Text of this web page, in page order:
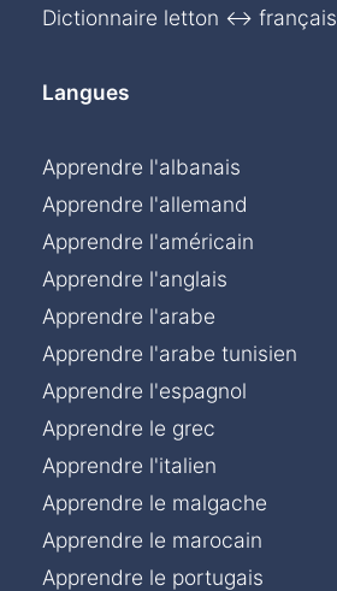
Dictionnaire letton ↔ français
Langues
Apprendre l'albanais
Apprendre l'allemand
Apprendre l'américain
Apprendre l'anglais
Apprendre l'arabe
Apprendre l'arabe tunisien
Apprendre l'espagnol
Apprendre le grec
Apprendre l'italien
Apprendre le malgache
Apprendre le marocain
Apprendre le portugais